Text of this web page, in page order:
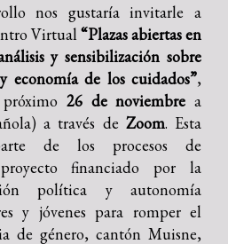
nos gustaría invitarle a
Virtual “Plazas abiertas en
y sensibilización sobre
economía de los cuidados”,
26 de noviembre a
a través de Zoom. Esta
de los procesos de
financiado por la
política y autonomía
y jóvenes para romper el
de género, cantón Muisne,